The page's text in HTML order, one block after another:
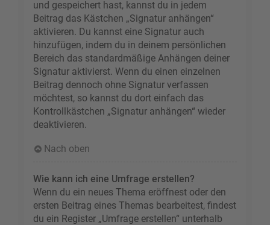
und gespeichert hast, kannst du in jedem
Beitrag das Kästchen „Signatur anhängen“
aktivieren. Du kannst eine Signatur auch
hinzufügen, indem du in deinem persönlichen
Bereich das standardmäßige Anhängen deiner
Signatur aktivierst. Wenn du einen einzelnen
Beitrag dennoch ohne Signatur verfassen
möchtest, so kannst du dort einfach das
Kontrollkästchen „Signatur anhängen“ wieder
deaktivieren.
Nach oben
Wie kann ich eine Umfrage erstellen?
Wenn du ein neues Thema eröffnest oder den
ersten Beitrag eines Themas bearbeitest, findest
du ein Register „Umfrage erstellen“ unterhalb